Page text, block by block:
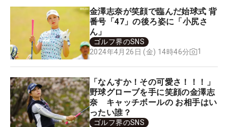
金澤志奈が笑顔で臨んだ始球式 背
番号「47」の後ろ姿に「小尻さ
ん」
ゴルフ界のSNS
2024年4月26日 (金) 14時46分
1
「なんすか！その可愛さ！！！」
野球グローブを手に笑顔の金澤志
奈 キャッチボールの お相手はい
ったい誰？
ゴルフ界のSNS